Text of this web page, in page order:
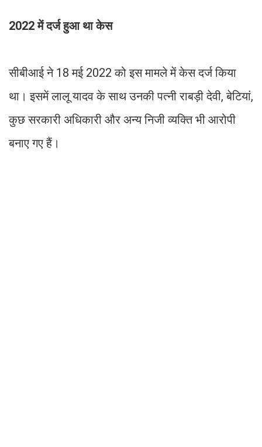
2022 में दर्ज हुआ था केस
सीबीआई ने 18 मई 2022 को इस मामले में केस दर्ज किया
था। इसमें लालू यादव के साथ उनकी पत्नी राबड़ी देवी, बेटियां,
कुछ सरकारी अधिकारी और अन्य निजी व्यक्ति भी आरोपी
बनाए गए हैं।